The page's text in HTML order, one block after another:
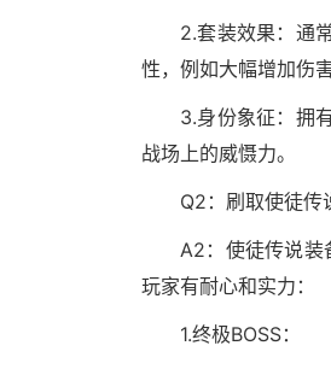
2.套装效果：通
性，例如大幅增加伤
3.身份象征：拥
战场上的威慑力。
Q2：刷取使徒传
A2：使徒传说装
玩家有耐心和实力：
1.终极BOSS：